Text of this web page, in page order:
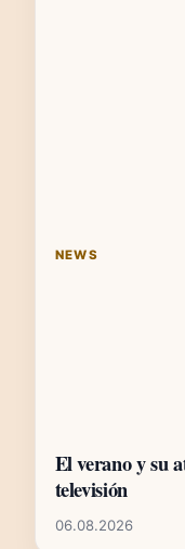
NEWS
El verano y su
televisión
06.08.2026